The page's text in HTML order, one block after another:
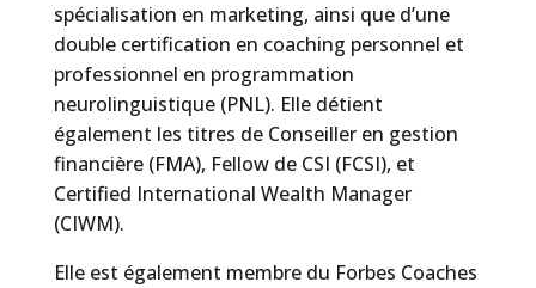
spécialisation en marketing, ainsi que d’une
double certification en coaching personnel et
professionnel en programmation
neurolinguistique (PNL). Elle détient
également les titres de Conseiller en gestion
financière (FMA), Fellow de CSI (FCSI), et
Certified International Wealth Manager
(CIWM).
Elle est également membre du Forbes Coaches